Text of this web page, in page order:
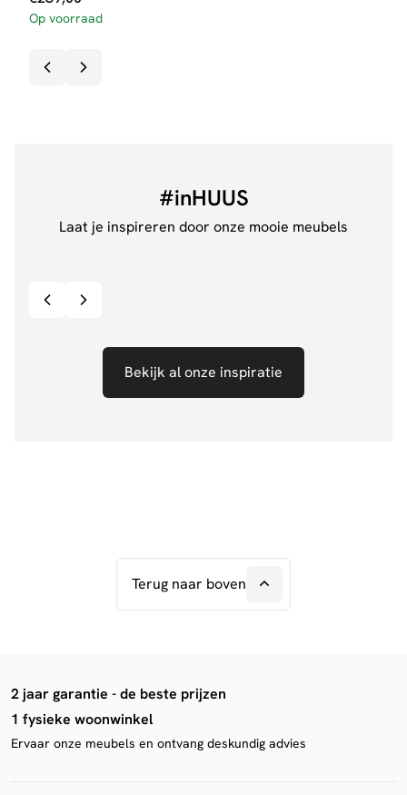
Op voorraad
#inHUUS
Laat je inspireren door onze mooie meubels
Bekijk al onze inspiratie
Terug naar boven
2 jaar garantie - de beste prijzen
1 fysieke woonwinkel
Ervaar onze meubels en ontvang deskundig advies